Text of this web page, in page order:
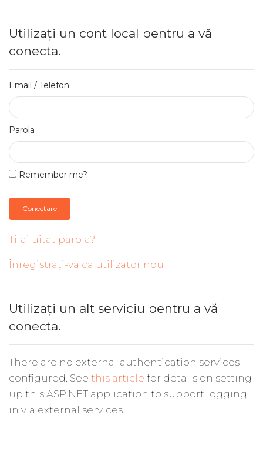
Utilizați un cont local pentru a vă
conecta.
Email / Telefon
Parola
Remember me?
Conectare
Ti-ai uitat parola?
Înregistrați-vă ca utilizator nou
Utilizați un alt serviciu pentru a vă
conecta.
There are no external authentication services
configured. See this article for details on setting
up this ASP.NET application to support logging
in via external services.